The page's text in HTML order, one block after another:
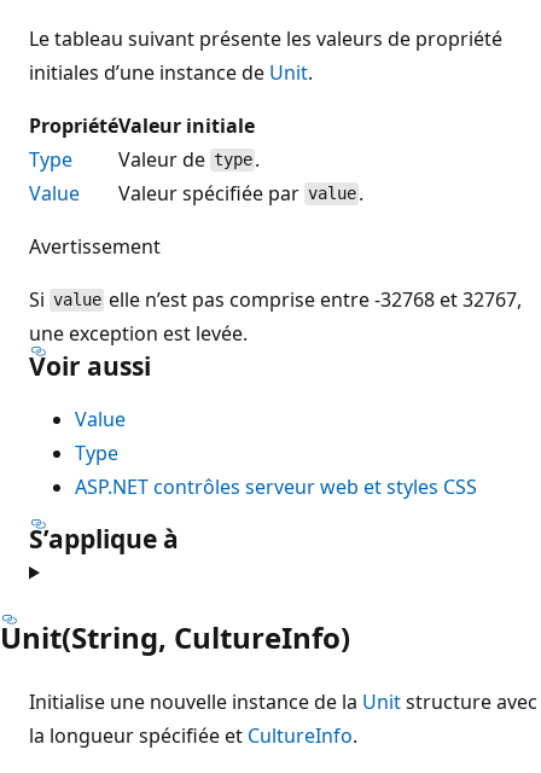
Le tableau suivant présente les valeurs de propriété
initiales d’une instance de Unit.
PropriétéValeur initiale
Type
Valeur de type .
Value
Valeur spécifiée par value .
Avertissement
Si value elle n’est pas comprise entre -32768 et 32767,
une exception est levée.
Voir aussi
Value
Type
ASP.NET contrôles serveur web et styles CSS
S’applique à
Unit(String, CultureInfo)
Initialise une nouvelle instance de la Unitstructure avec
la longueur spécifiée et CultureInfo.